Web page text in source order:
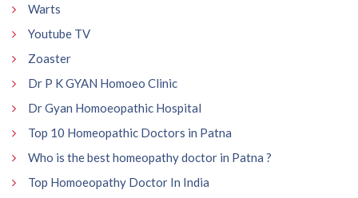
Warts
Youtube TV
Zoaster
Dr P K GYAN Homoeo Clinic
Dr Gyan Homoeopathic Hospital
Top 10 Homeopathic Doctors in Patna
Who is the best homeopathy doctor in Patna ?
Top Homoeopathy Doctor In India